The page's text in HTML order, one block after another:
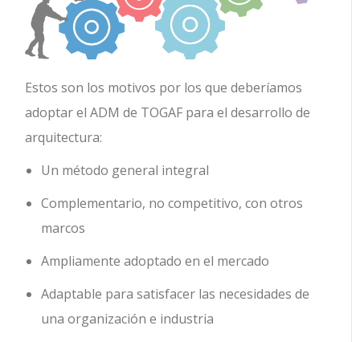
Estos son los motivos por los que deberíamos
adoptar el ADM de TOGAF para el desarrollo de
arquitectura:
Un método general integral
Complementario, no competitivo, con otros
marcos
Ampliamente adoptado en el mercado
Adaptable para satisfacer las necesidades de
una organización e industria